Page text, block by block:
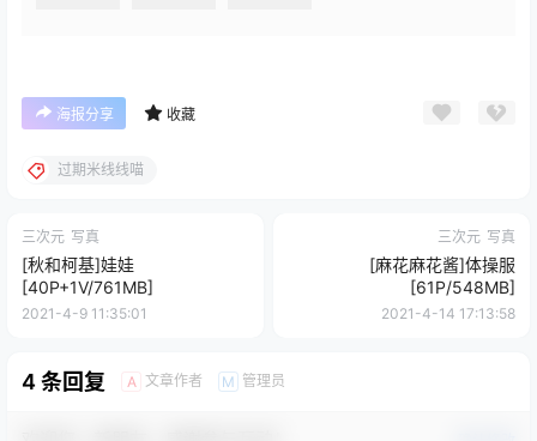
海报分享 收藏
过期米线线喵
三次元 写真
[秋和柯基]娃娃
[40P+1V/761MB]
2021-4-9 11:35:01
三次元 写真
[麻花麻花酱]体操服
[61P/548MB]
2021-4-14 17:13:58
4 条回复 A 文章作者 M 管理员